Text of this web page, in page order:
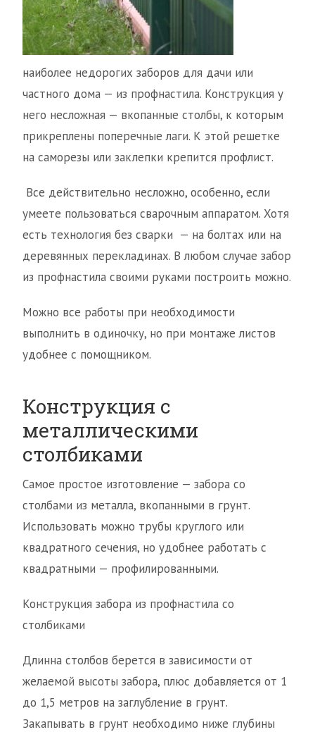
наиболее недорогих заборов для дачи или
частного дома — из профнастила. Конструкция у
него несложная — вкопанные столбы, к которым
прикреплены поперечные лаги. К этой решетке
на саморезы или заклепки крепится профлист.
Все действительно несложно, особенно, если
умеете пользоваться сварочным аппаратом. Хотя
есть технология без сварки — на болтах или на
деревянных перекладинах. В любом случае забор
из профнастила своими руками построить можно.
Можно все работы при необходимости
выполнить в одиночку, но при монтаже листов
удобнее с помощником.
Конструкция с
металлическими
столбиками
Самое простое изготовление — забора со
столбами из металла, вкопанными в грунт.
Использовать можно трубы круглого или
квадратного сечения, но удобнее работать с
квадратными — профилированными.
Конструкция забора из профнастила со
столбиками
Длинна столбов берется в зависимости от
желаемой высоты забора, плюс добавляется от 1
до 1,5 метров на заглубление в грунт.
Закапывать в грунт необходимо ниже глубины